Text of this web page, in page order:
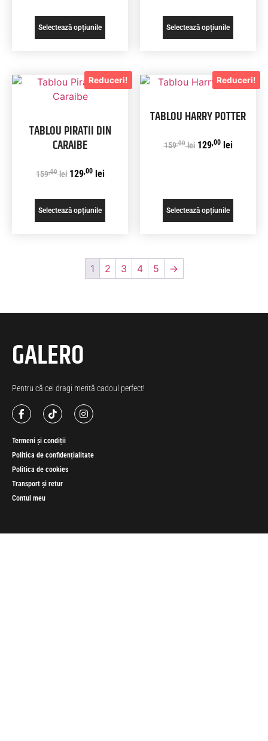
Selectează opțiunile Selectează opțiunile
Reduceri!
TABLOU PIRATII DIN
CARAIBE
159,00 lei 129,00 lei
Selectează opțiunile
Reduceri!
TABLOU HARRY POTTER
159,00 lei 129,00 lei
Selectează opțiunile
1 2 3 4 5 →
GALERO
Pentru că cei dragi merită cadoul perfect!
Termeni și condiții
Politica de confidențialitate
Politica de cookies
Transport și retur
Contul meu